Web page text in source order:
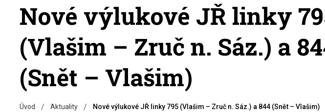
Nové výlukové JŘ linky
(Vlašim – Zruč n. Sáz.) a
(Snět – Vlašim)
Úvod / Aktuality / Nové výlukové JŘ linky 795 (Vlašim – Zruč n. Sáz.) a 844 (Snět – Vlašim)